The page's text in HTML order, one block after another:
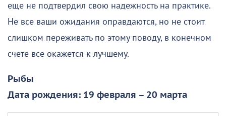
еще не подтвердил свою надежность на практике.
Не все ваши ожидания оправдаются, но не стоит
слишком переживать по этому поводу, в конечном
счете все окажется к лучшему.
Рыбы
Дата рождения: 19 февраля – 20 марта